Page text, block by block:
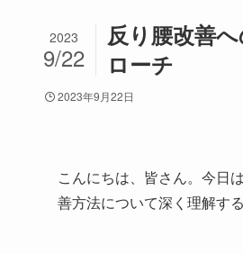
反り腰改善
ローチ
2023
9/22
2023年9月22日
こんにちは、皆さん。今日
善方法について深く理解す